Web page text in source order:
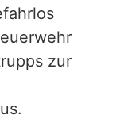
zur